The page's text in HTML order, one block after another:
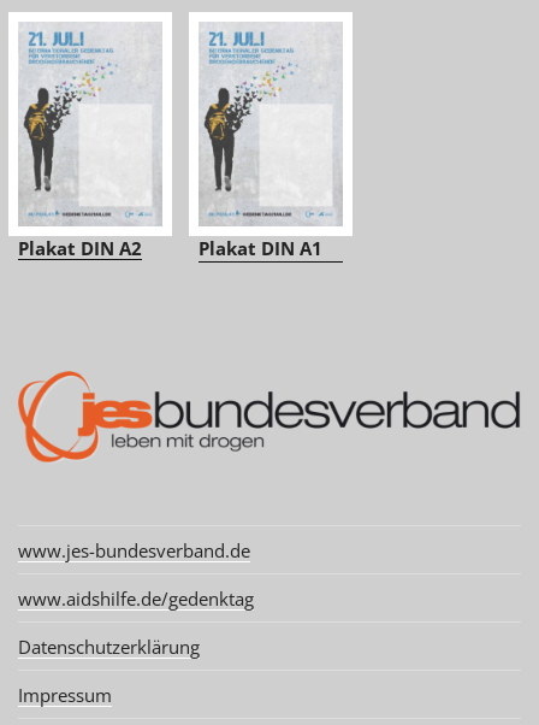
Plakat DIN A2 Plakat DIN A1
www.jes-bundesverband.de
www.aidshilfe.de/gedenktag
Datenschutzerklärung
Impressum